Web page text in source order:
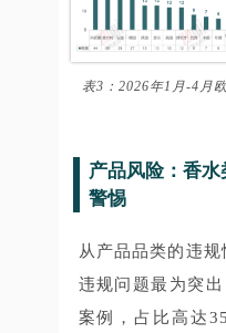
表3：2026年1月-4月
产品风险：香
警惕
从产品品类的违
违规问题最为突
案例，占比高达